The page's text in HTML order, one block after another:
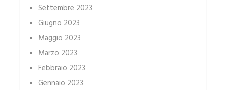
Settembre 2023
Giugno 2023
Maggio 2023
Marzo 2023
Febbraio 2023
Gennaio 2023